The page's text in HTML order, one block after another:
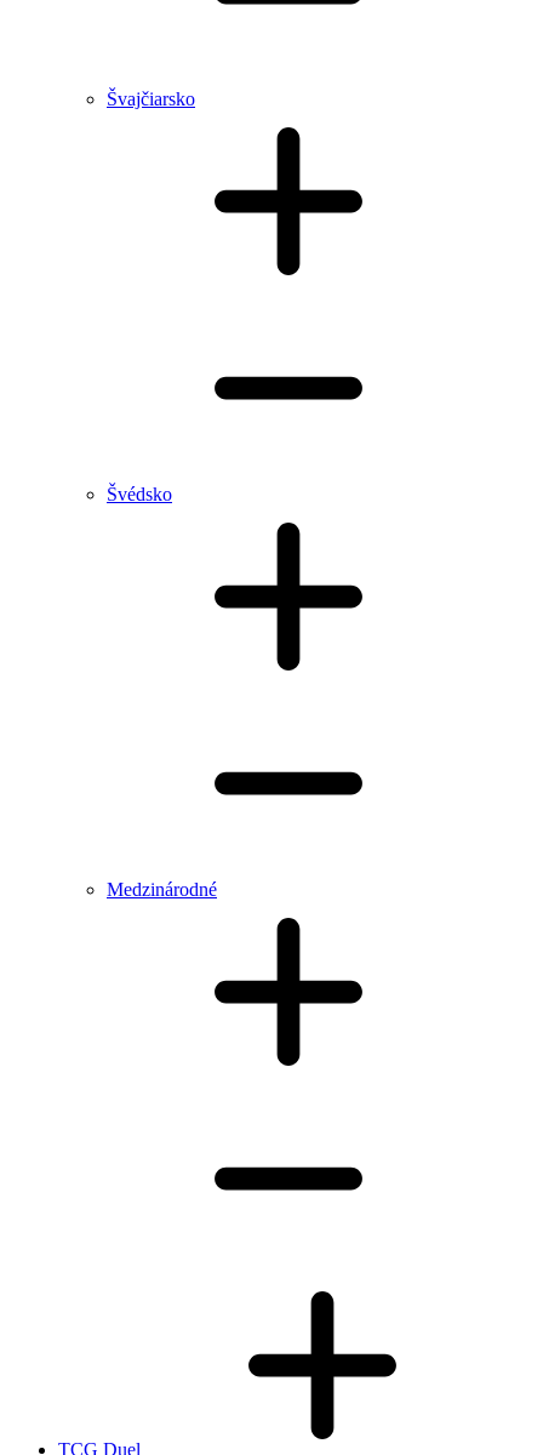
Švajčiarsko
Švédsko
Medzinárodné
TCG Duel